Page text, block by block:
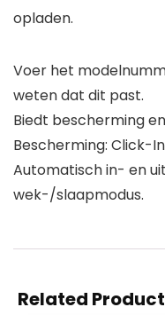
opladen.
Voer het
weten dat dit past.
Biedt bescherming
Bescherming: Click-
Automatisch in- en
wek-/slaapmodus.
Related